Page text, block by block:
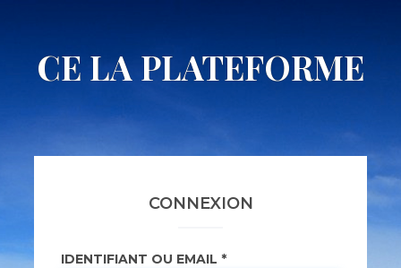
CE LA PLATEFORME
CONNEXION
IDENTIFIANT OU EMAIL